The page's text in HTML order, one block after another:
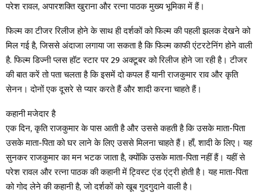
परेश रावल, अपारशक्ति खुराना और रत्ना पाठक मुख्य भूमिका में हैं।
फिल्म का टीजर रिलीज होने के साथ ही दर्शकों को फिल्म की पहली झलक देखने को
मिल गई है, जिससे अंदाजा लगाया जा सकता है कि फिल्म काफी एंटरटेनिंग होने वाली
है. फिल्म डिज्नी प्लस हॉट स्टार पर 29 अक्टूबर को रिलीज होने जा रही है। टीजर
की बात करें तो पता चलता है कि इसमें दो कपल हैं यानी राजकुमार राव और कृति
सेनन। दोनों एक दूसरे से प्यार करते हैं और शादी करना चाहते हैं।
कहानी मजेदार है
एक दिन, कृति राजकुमार के पास आती है और उससे कहती है कि उसके माता-पिता
उसके माता-पिता को घर लाने के लिए उससे मिलना चाहते हैं। हाँ, शादी के लिए। यह
सुनकर राजकुमार का मन भटक जाता है, क्योंकि उसके माता-पिता नहीं हैं। यहीं से
परेश रावल और रत्ना पाठक की कहानी में ट्विस्ट एंड एंट्री होती है। यह माता-पिता
को गोद लेने की कहानी है, जो दर्शकों को खूब गुदगुदाने वाली है।